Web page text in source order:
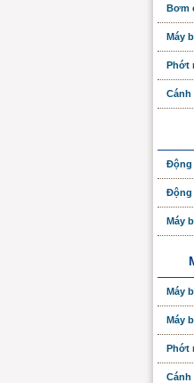
Bơm
Máy
Phớt
Cánh
Động
Động
Máy
Máy
Máy
Phớt